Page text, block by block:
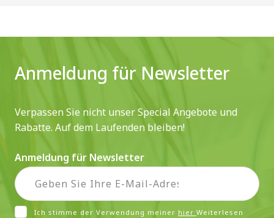
Anmeldung für Newsletter
Verpassen Sie nicht unser Special Angebote und
Rabatte. Auf dem Laufenden bleiben!
Anmeldung für Newsletter
Ich stimme der Verwendung meiner hier Weiterlesen